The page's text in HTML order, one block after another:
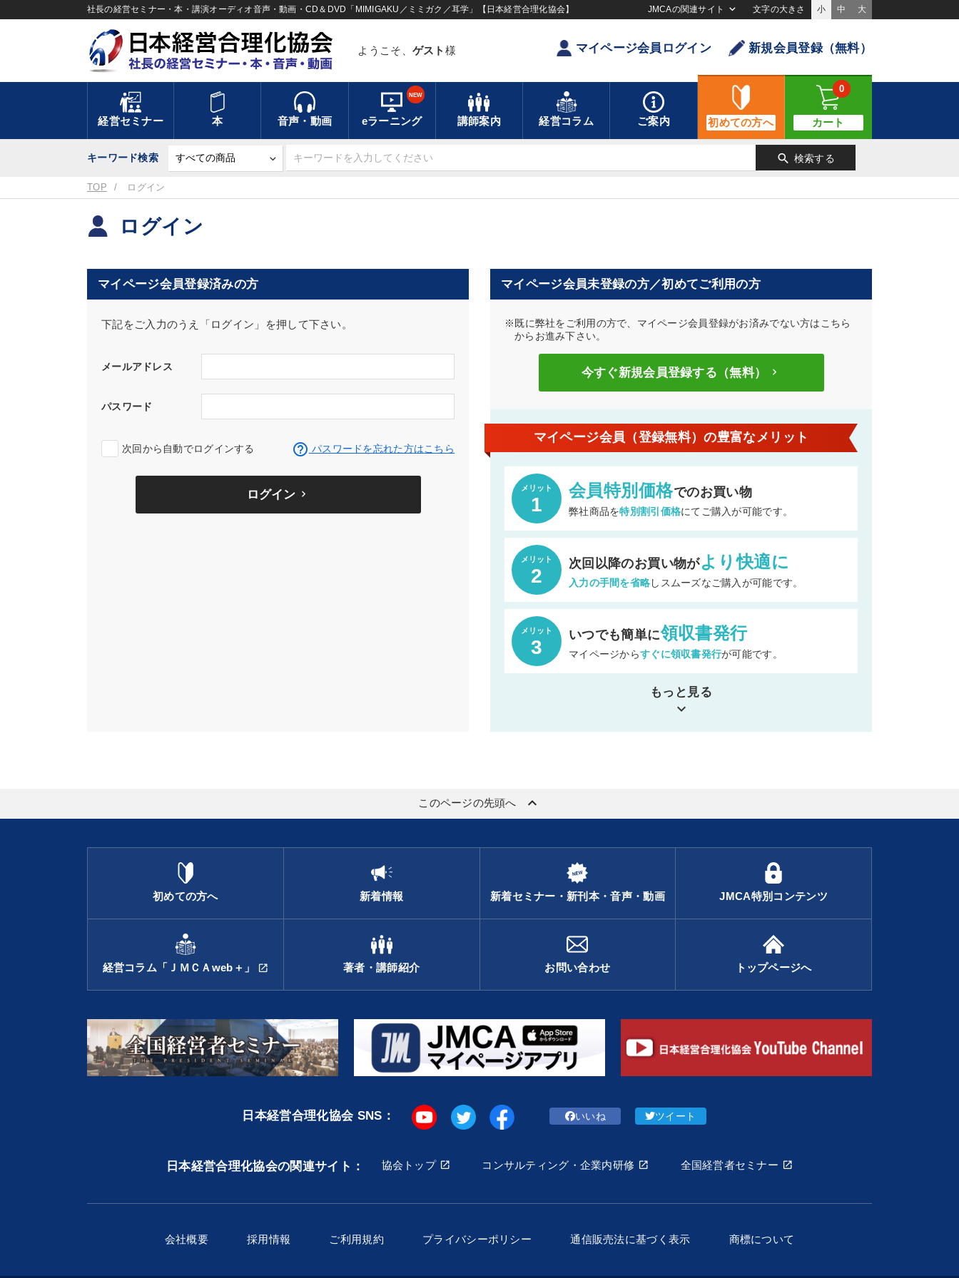
社長の経営セミナー・本・講演オーディオ音声・動画・CD＆DVD「MIMIGAKU／ミミガク／耳学」【日本経営合理化協会】 JMCAの関連サイト 文字の大きさ 小 中 大
ようこそ、 ゲスト 様 マイページ会員ログイン 新規会員登録（無料）
経営セミナー 本 音声・動画 eラーニング
NEW
講師案内 経営コラム ご案内 初めての方へ カート
0
キーワード検索 search 検索する
TOP ログイン
ログイン
マイページ会員登録済みの方
下記をご入力のうえ「ログイン」を押して下さい。
メールアドレス
パスワード
次回から自動でログインする help_outline パスワードを忘れた方はこちら
ログイン keyboard_arrow_right
マイページ会員未登録の方／初めてご利用の方
※既に弊社をご利用の方で、マイページ会員登録がお済みでない方はこちら
からお進み下さい。
今すぐ新規会員登録する（無料） keyboard_arrow_right
マイページ会員（登録無料）の豊富なメリット
メリット
1
会員特別価格でのお買い物
弊社商品を特別割引価格にてご購入が可能です。
メリット
2
次回以降のお買い物がより快適に
入力の手間を省略しスムーズなご購入が可能です。
メリット
3
いつでも簡単に領収書発行
マイページからすぐに領収書発行が可能です。
もっと見る
keyboard_arrow_down
このページの先頭へ keyboard_arrow_up
初めての方へ 新着情報 新着セミナー・新刊本・音声・動画 JMCA特別コンテンツ
経営コラム「ＪＭＣＡweb＋」 open_in_new 著者・講師紹介 お問い合わせ トップページへ
日本経営合理化協会 SNS： いいね ツイート
日本経営合理化協会の関連サイト： 協会トップ コンサルティング・企業内研修 全国経営者セミナー
会社概要 採用情報 ご利用規約 プライバシーポリシー 通信販売法に基づく表示 商標について